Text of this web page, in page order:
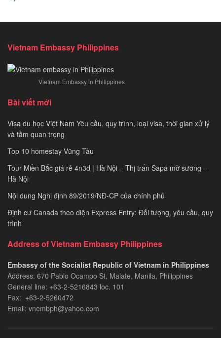
quy
gia
visa
nhất
2021
Vietnam Embassy Philippines
Vietnam Embassy in Philippines
Bài viết mới
Visa du học Việt Nam Yêu cầu, quy trình, loại visa, thời gian xử lý
và tầm quan trọng
Top 10 homestay Vũng Tàu
Tour Miền Bắc giá rẻ 4n3d | Hà Nội – Thị trấn Sapa mờ sương –
Hà Nội
Nội dung Nghị định 89/2019/NĐ-CP của chính phủ
Định cư Canada theo diện Express Entry: Đối tượng, yêu cầu, quy
trình
Address of Vietnam Embassy Philippines
Embassy of the Socialist Republic of Vietnam in Philippines​
Address: 670 Pablo Ocampo St, Malate, Manila, Philippines
General line: +63-2-5216843​​​ loc. 101
Fax: +63-2-5260472​
Email: vnembph@yahoo.com​